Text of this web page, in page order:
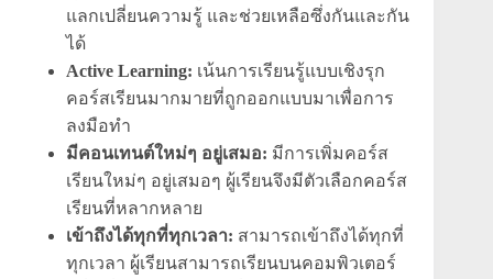
แลกเปลี่ยนความรู้ และช่วยเหลือซึ่งกันและกัน
ได้
Active Learning: เน้นการเรียนรู้แบบเชิงรุก
คอร์สเรียนมากมายที่ถูกออกแบบมาเพื่อการ
ลงมือทำ
มีคอนเทนต์ใหม่ๆ อยู่เสมอ: มีการเพิ่มคอร์ส
เรียนใหม่ๆ อยู่เสมอๆ ผู้เรียนจึงมีตัวเลือกคอร์ส
เรียนที่หลากหลาย
เข้าถึงได้ทุกที่ทุกเวลา: สามารถเข้าถึงได้ทุกที่
ทุกเวลา ผู้เรียนสามารถเรียนบนคอมพิวเตอร์